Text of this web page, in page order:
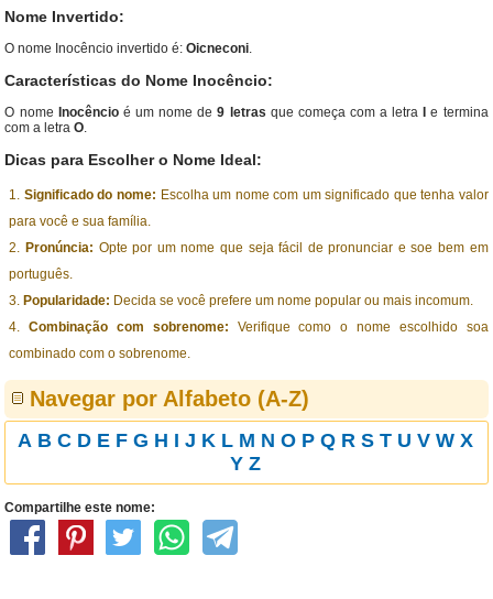
Nome Invertido:
O nome Inocêncio invertido é:Oicneconi.
Características do Nome Inocêncio:
O nome Inocêncioé um nome de9 letras que começa com a letra
e termina
com a letraO.
Dicas para Escolher o Nome Ideal:
Significado do nome: Escolha um nome com um significado que tenha valor
para você e sua família.
Pronúncia: Opte por um nome que seja fácil de pronunciar e soe bem em
português.
Popularidade: Decida se você prefere um nome popular ou mais incomum.
Combinação com sobrenome: Verifique como o nome escolhido soa
combinado com o sobrenome.
Navegar por Alfabeto (A-Z)
A B C D E F G H I J K L M N O P Q R S T U V W X
Y Z
Compartilhe este nome: